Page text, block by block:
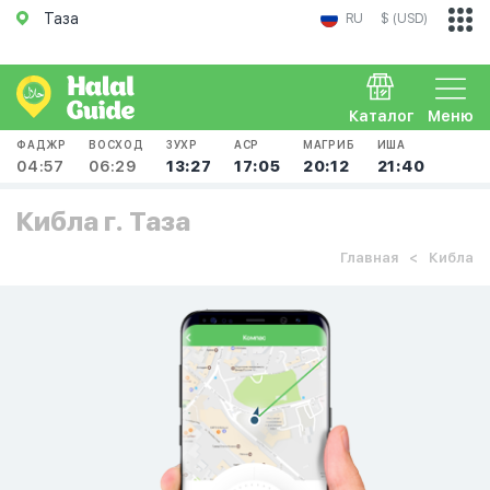
Таза RU $ (USD)
Меню
Каталог
ФАДЖР
04:57
ВОСХОД
06:29
ЗУХР
13:27
АСР
17:05
МАГРИБ
20:12
ИША
21:40
Кибла г. Таза
Главная Кибла